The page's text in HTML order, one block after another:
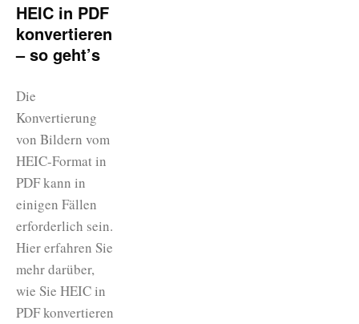
HEIC in PDF
konvertieren
– so geht’s
Die
Konvertierung
von Bildern vom
HEIC-Format in
PDF kann in
einigen Fällen
erforderlich sein.
Hier erfahren Sie
mehr darüber,
wie Sie HEIC in
PDF konvertieren